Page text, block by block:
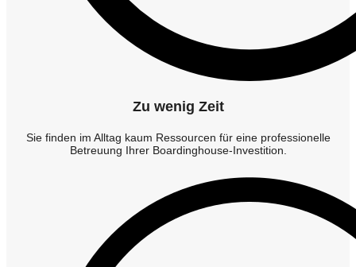
Zu wenig Zeit
Sie finden im Alltag kaum Ressourcen für eine professionelle
Betreuung Ihrer Boardinghouse-Investition.